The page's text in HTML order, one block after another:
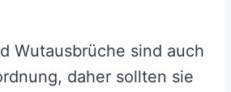
Wutausbrüche sind auch
daher sollten sie